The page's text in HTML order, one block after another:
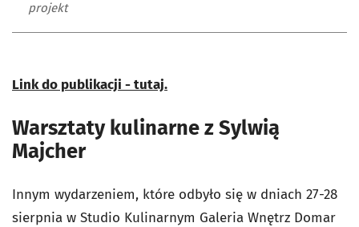
projekt
Link do publikacji - tutaj.
Warsztaty kulinarne z Sylwią
Majcher
Innym wydarzeniem, które odbyło się w dniach 27-28
sierpnia w Studio Kulinarnym Galeria Wnętrz Domar